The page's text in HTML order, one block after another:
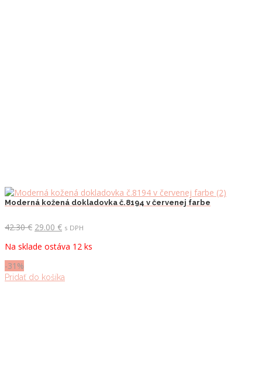
Moderná kožená dokladovka č.8194 v červenej farbe
42.30€ Pôvodná
bola:
29.00 €Aktuálna
je:
s DPH
Na sklade ostáva 12 ks
-31%
Pridať do košíka